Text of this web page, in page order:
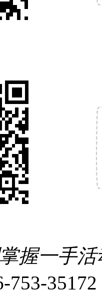
握一手
753-35172